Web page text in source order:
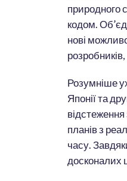
природного
кодом.
нові
Розумніше
Японії та
планів з
часу.
досконалих